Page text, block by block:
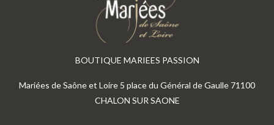
BOUTIQUE MARIEES PASSION
Mariées de Saône et Loire 5 place du Général de Gaulle 71100
CHALON SUR SAONE